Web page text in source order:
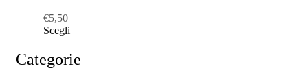
€5,50
Scegli
Categorie